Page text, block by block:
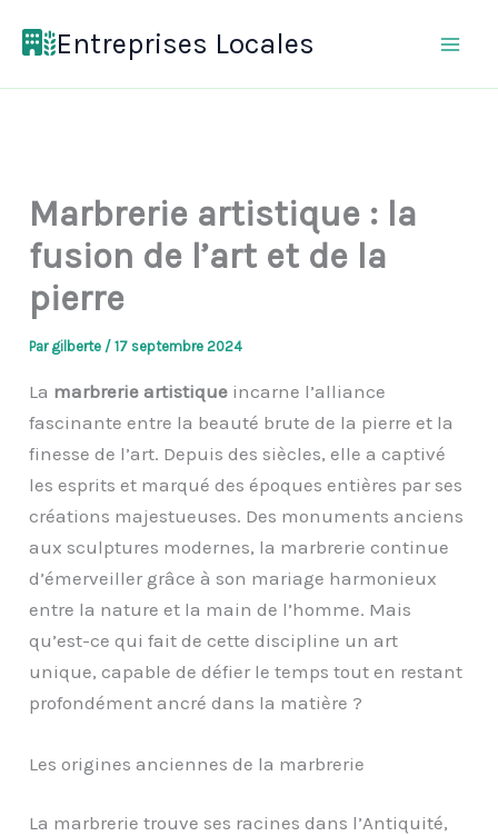
Entreprises Locales
Marbrerie artistique : la
fusion de l’art et de la
pierre
Par gilberte /17 septembre 2024
La marbrerie artistique incarne l’alliance
fascinante entre la beauté brute de la pierre et la
finesse de l’art. Depuis des siècles, elle a captivé
les esprits et marqué des époques entières par ses
créations majestueuses. Des monuments anciens
aux sculptures modernes, la marbrerie continue
d’émerveiller grâce à son mariage harmonieux
entre la nature et la main de l’homme. Mais
qu’est-ce qui fait de cette discipline un art
unique, capable de défier le temps tout en restant
profondément ancré dans la matière ?
Les origines anciennes de la marbrerie
La marbrerie trouve ses racines dans l’Antiquité,